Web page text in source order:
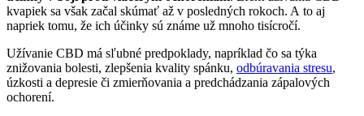
kvapiek sa však začal skúmať až v posledných rokoch. A to aj
napriek tomu, že ich účinky sú známe už mnoho tisícročí.
Užívanie CBD má sľubné predpoklady, napríklad čo sa týka
znižovania bolesti, zlepšenia kvality spánku, odbúravania stresu,
úzkosti a depresie či zmierňovania a predchádzania zápalových
ochorení.